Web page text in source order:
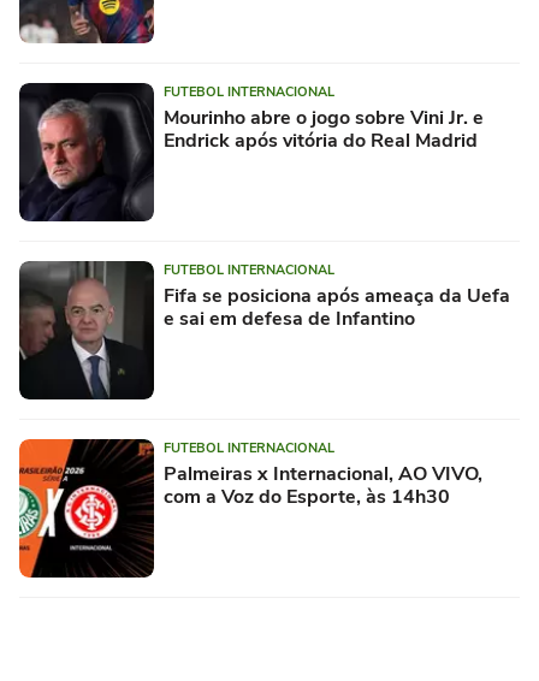
FUTEBOL INTERNACIONAL
Mourinho abre o jogo sobre Vini Jr. e
Endrick após vitória do Real Madrid
FUTEBOL INTERNACIONAL
Fifa se posiciona após ameaça da Uefa
e sai em defesa de Infantino
FUTEBOL INTERNACIONAL
Palmeiras x Internacional, AO VIVO,
com a Voz do Esporte, às 14h30